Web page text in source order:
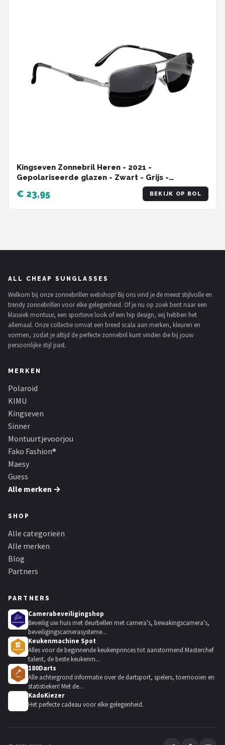
Kingseven Zonnebril Heren - 2021 -
Gepolariseerde glazen - Zwart - Grijs -
€ 23,95 BEKIJK OP BOL
ALL CHEAP SUNGLASSES
Welkom bij onze zonnebrillen webshop! Bij ons vind je de meest stijlvolle en
trendy zonnebrillen voor elke gelegenheid. Of je nu op zoek bent naar een
klassiek montuur, een sportieve look of een hip design, wij hebben het
allemaal. Onze collectie omvat een breed scala aan merken, kleuren en
vormen, zodat je altijd de perfecte zonnebril kunt vinden die bij jouw
persoonlijke stijl past.
MERKEN
Polaroid
KIMU
Kingseven
Sinner
Montuurtjevoorjou
Fako Fashion®
Maesy
Guess
Alle merken →
SHOP
Alle categorieën
Alle merken
Blog
Partners
PARTNERS
Camerabeveiligingshop
Beveilig uw huis met deurbellen met camera's, bewakingscamera's,
beveiligingscamerasysteme...
Keukenmachine Spot
Alles voor de beginnende keukenprinces tot aanstormend Masterchef
talent, de beste keukenm...
180Darts
Alle achtergrond informatie over de dartsport, spelers, toernooien en
statistieken! Met de...
KadoKiezer
Het perfecte cadeau voor elke gelegenheid.